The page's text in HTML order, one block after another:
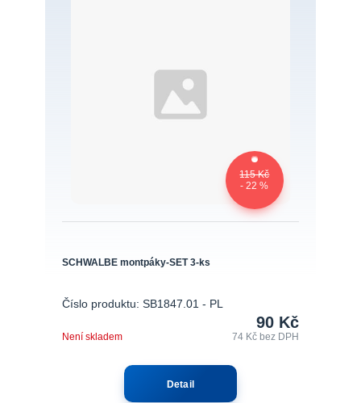
115 Kč
- 22 %
SCHWALBE montpáky-SET 3-ks
Číslo produktu: SB1847.01 - PL
90 Kč
74 Kčbez DPH
Není skladem
Detail